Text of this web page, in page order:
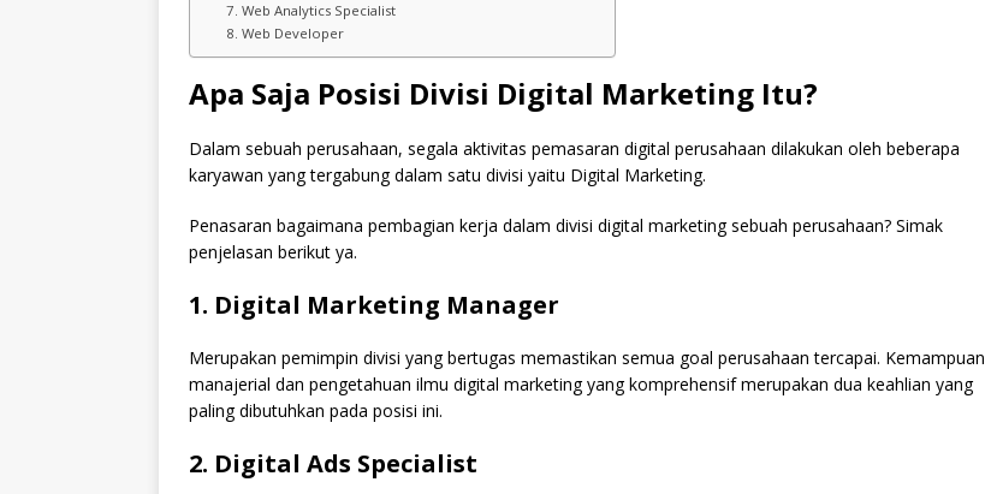
7. Web Analytics Specialist
8. Web Developer
Apa Saja Posisi Divisi Digital Marketing Itu?
Dalam sebuah perusahaan, segala aktivitas pemasaran digital perusahaan dilakukan oleh beberapa
karyawan yang tergabung dalam satu divisi yaitu Digital Marketing.
Penasaran bagaimana pembagian kerja dalam divisi digital marketing sebuah perusahaan? Simak
penjelasan berikut ya.
1. Digital Marketing Manager
Merupakan pemimpin divisi yang bertugas memastikan semua goal perusahaan tercapai. Kemampuan
manajerial dan pengetahuan ilmu digital marketing yang komprehensif merupakan dua keahlian yang
paling dibutuhkan pada posisi ini.
2. Digital Ads Specialist